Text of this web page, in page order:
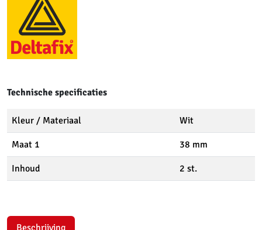
Technische specificaties
Kleur / Materiaal Wit
Maat 1 38 mm
Inhoud 2 st.
Beschrijving